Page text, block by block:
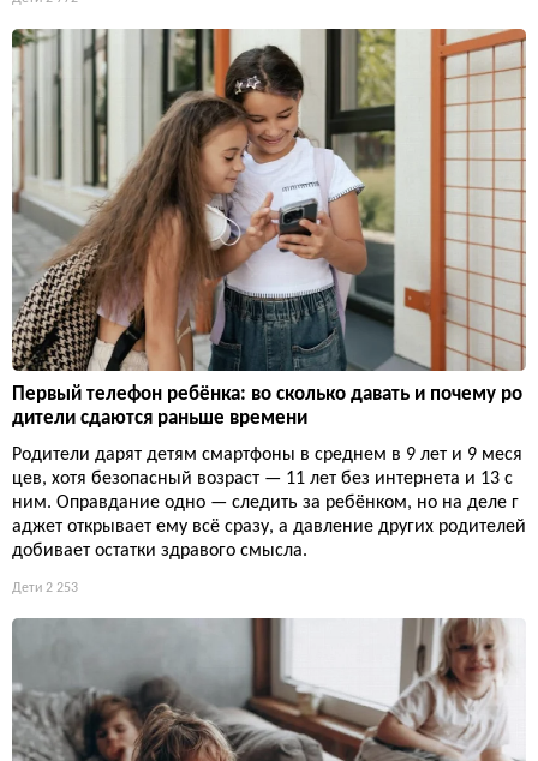
Первый телефон ребёнка: во сколько давать и почему ро
дители сдаются раньше времени
Родители дарят детям смартфоны в среднем в 9 лет и 9 меся
цев, хотя безопасный возраст — 11 лет без интернета и 13 с
ним. Оправдание одно — следить за ребёнком, но на деле г
аджет открывает ему всё сразу, а давление других родителей
добивает остатки здравого смысла.
Дети 2 253